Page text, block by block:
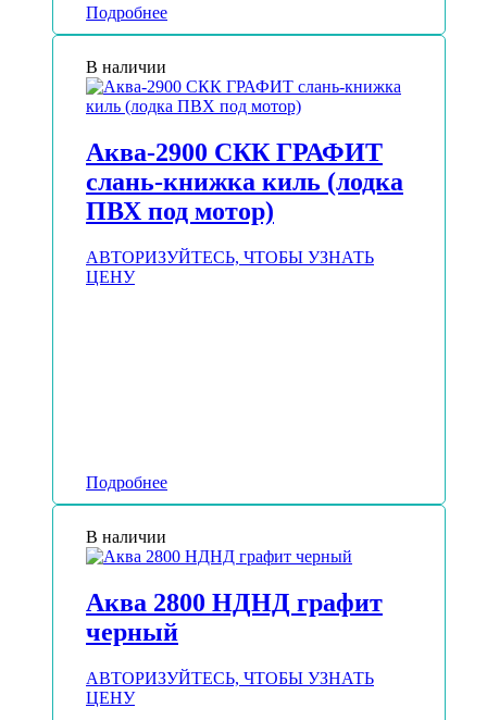
Подробнее
В наличии
Аква-2900 СКК ГРАФИТ
слань-книжка киль (лодка
ПВХ под мотор)
АВТОРИЗУЙТЕСЬ, ЧТОБЫ УЗНАТЬ
ЦЕНУ
Подробнее
В наличии
Аква 2800 НДНД графит
черный
АВТОРИЗУЙТЕСЬ, ЧТОБЫ УЗНАТЬ
ЦЕНУ